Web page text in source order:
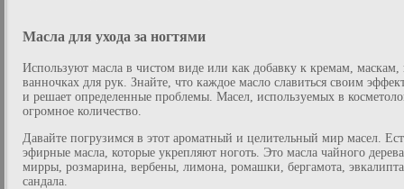
Масла для ухода за ногтями
Используют масла в чистом виде или как добавку к кремам, маскам,
ванночках для рук. Знайте, что каждое масло славиться своим
и решает определенные проблемы. Масел, используемых в
огромное количество.
Давайте погрузимся в этот ароматный и целительный мир масел.
эфирные масла, которые укрепляют ноготь. Это масла чайного
мирры, розмарина, вербены, лимона, ромашки, бергамота,
сандала.